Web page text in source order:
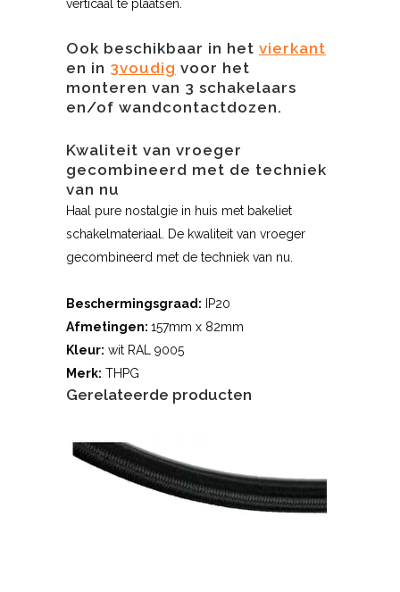
verticaal te plaatsen.
Ook beschikbaar in het vierkant
en in 3voudig voor het
monteren van 3 schakelaars
en/of wandcontactdozen.
Kwaliteit van vroeger
gecombineerd met de techniek
van nu
Haal pure nostalgie in huis met bakeliet
schakelmateriaal. De kwaliteit van vroeger
gecombineerd met de techniek van nu.
Beschermingsgraad: IP20
Afmetingen: 157mm x 82mm
Kleur: wit RAL 9005
Merk: THPG
Gerelateerde producten